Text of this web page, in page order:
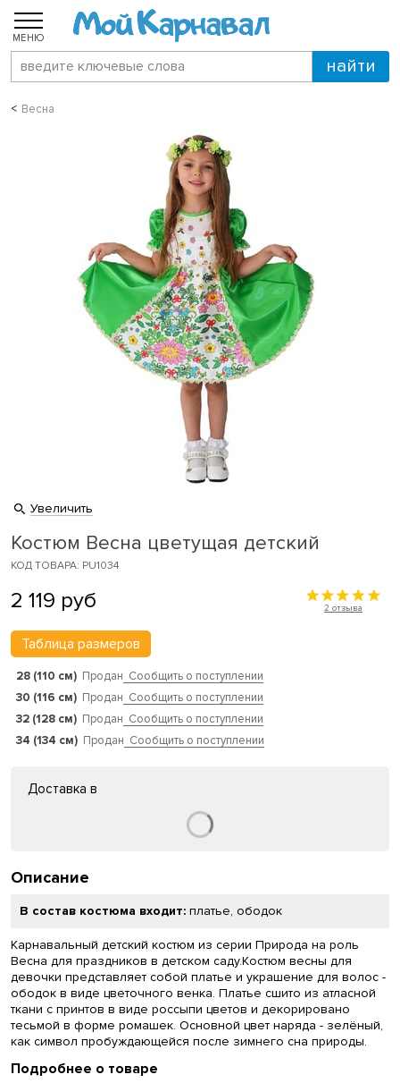
МЕНЮ
Весна
Увеличить
Костюм Весна цветущая детский
КОД ТОВАРА: PU1034
2 119 руб 2 отзыва
Таблица размеров
28 (110 см) Продан Сообщить о поступлении
30 (116 см) Продан Сообщить о поступлении
32 (128 см) Продан Сообщить о поступлении
34 (134 см) Продан Сообщить о поступлении
Доставка в
Описание
В состав костюма входит: платье, ободок
Карнавальный детский костюм из серии Природа на роль
Весна для праздников в детском саду.Костюм весны для
девочки представляет собой платье и украшение для волос -
ободок в виде цветочного венка. Платье сшито из атласной
ткани с принтов в виде россыпи цветов и декорировано
тесьмой в форме ромашек. Основной цвет наряда - зелёный,
как символ пробуждающейся после зимнего сна природы.
Подробнее о товаре